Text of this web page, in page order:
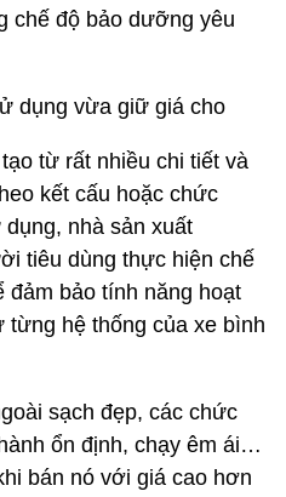
chế độ bảo dưỡng yêu
từ rất nhiều chi tiết và
kết cấu hoặc chức
nhà sản xuất
tiêu dùng thực hiện chế
bảo tính năng hoạt
từng hệ thống của xe bình
sạch đẹp, các chức
ổn định, chạy êm ái…
bán nó với giá cao hơn